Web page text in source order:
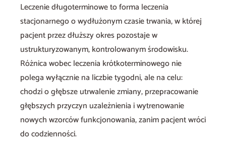
Leczenie długoterminowe to forma leczenia
stacjonarnego o wydłużonym czasie trwania, w której
pacjent przez dłuższy okres pozostaje w
ustrukturyzowanym, kontrolowanym środowisku.
Różnica wobec leczenia krótkoterminowego nie
polega wyłącznie na liczbie tygodni, ale na celu:
chodzi o głębsze utrwalenie zmiany, przepracowanie
głębszych przyczyn uzależnienia i wytrenowanie
nowych wzorców funkcjonowania, zanim pacjent wróci
do codzienności.